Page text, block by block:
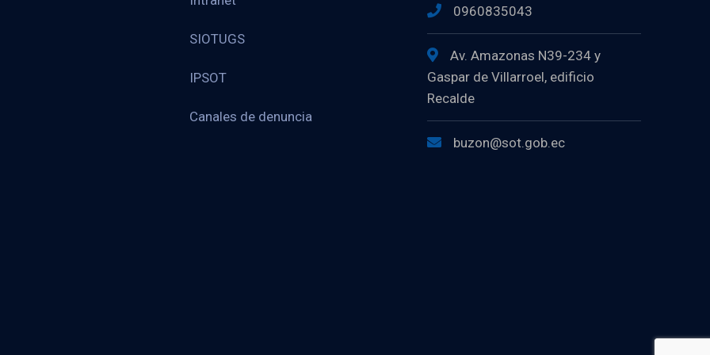
SIOTUGS
IPSOT
Canales de denuncia
0960835043
Av. Amazonas N39-234 y
Gaspar de Villarroel, edificio
Recalde
buzon@sot.gob.ec